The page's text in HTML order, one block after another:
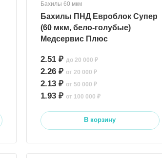
Бахилы 60 мкм
Бахилы ПНД Евроблок Супер
(60 мкм, бело-голубые)
Медсервис Плюс
2.51 ₽ до 20 000 ₽
2.26 ₽ от 20 000 ₽
2.13 ₽ от 50 000 ₽
1.93 ₽ от 100 000 ₽
В корзину